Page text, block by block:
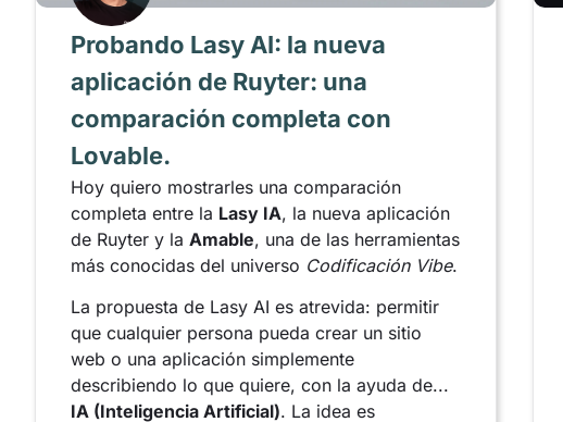
Probando Lasy AI: la nueva
aplicación de Ruyter: una
comparación completa con
Lovable.
Hoy quiero mostrarles una comparación
completa entre la Lasy IA, la nueva aplicación
de Ruyter y la Amable, una de las herramientas
más conocidas del universo Codificación Vibe.
La propuesta de Lasy AI es atrevida: permitir
que cualquier persona pueda crear un sitio
web o una aplicación simplemente
describiendo lo que quiere, con la ayuda de...
IA (Inteligencia Artificial). La idea es